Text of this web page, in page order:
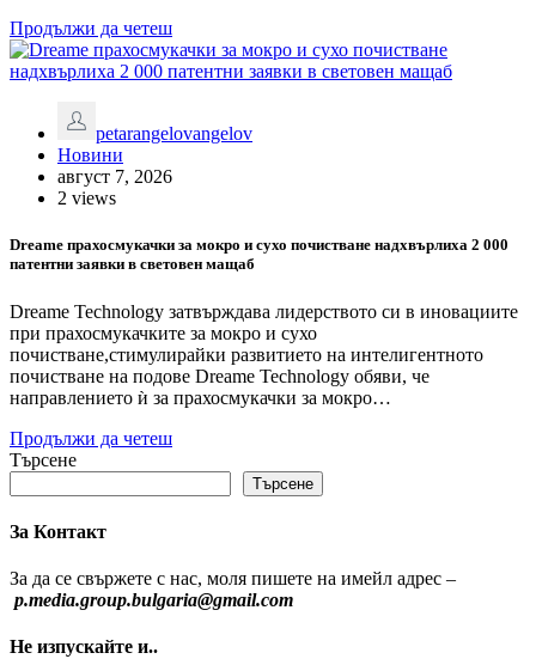
Продължи да четеш
petarangelovangelov
Новини
август 7, 2026
2 views
Dreame прахосмукачки за мокро и сухо почистване надхвърлиха 2 000
патентни заявки в световен мащаб
Dreame Technology затвърждава лидерството си в иновациите
при прахосмукачките за мокро и сухо
почистване,стимулирайки развитието на интелигентното
почистване на подове Dreame Technology обяви, че
направлението ѝ за прахосмукачки за мокро…
Продължи да четеш
Търсене
Търсене
За Контакт
За да се свържете с нас, моля пишете на имейл адрес –
p.media.group.bulgaria@gmail.com
Не изпускайте и..